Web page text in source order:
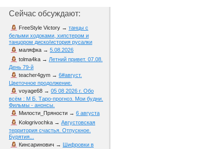
Сейчас обсуждают:
FreeStyle Victory → танцы с
белыми ходоками, хипстером и
танцором диско/история русалки
маляфка → 5.08.2026
tolma4ka → Летний привет. 07.08.
День 79-й
teacher4gym → 6#август.
Цветочное продолжение.
voyage68 → 05 08 2026 г. Обо
всём : М Б. Таро-прогноз. Мои будни.
Фильмы - анонсы.
Милости_Пряности → 6 августа
Kologrivochka → Августовская
территория счастья. Отпускное.
Бурятия...
Кинсаринович → Шифровки в